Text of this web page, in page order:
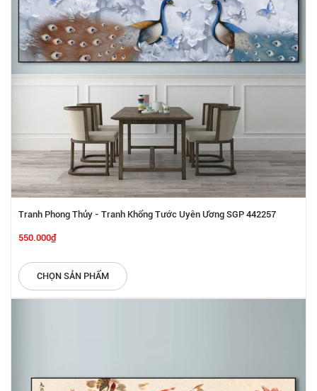
Tranh Phong Thủy - Tranh Khổng Tước Uyên Ương SGP 442257
550.000₫
CHỌN SẢN PHẨM